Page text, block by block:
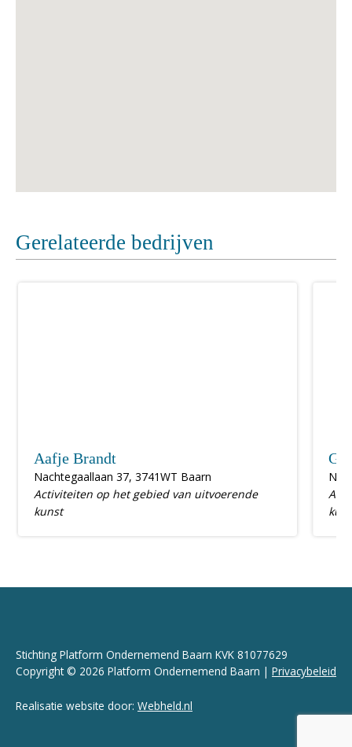
Gerelateerde bedrijven
Aafje Brandt
Nachtegaallaan 37, 3741WT Baarn
Activiteiten op het gebied van uitvoerende
kunst
Stichting Platform Ondernemend Baarn KVK 81077629
Copyright © 2026 Platform Ondernemend Baarn | Privacybeleid
Realisatie website door: Webheld.nl